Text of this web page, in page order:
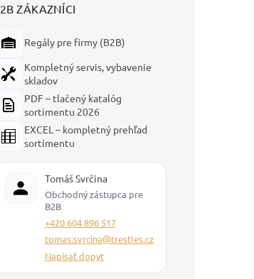
ZÁKAZNÍCI
Regály pre firmy (B2B)
Kompletný servis, vybavenie
skladov
PDF – tlačený katalóg
sortimentu 2026
EXCEL – kompletný prehľad
sortimentu
Tomáš Svrčina
Obchodný zástupca pre
B2B
+420 604 896 517
tomas.svrcina@trestles.cz
Napísať dopyt